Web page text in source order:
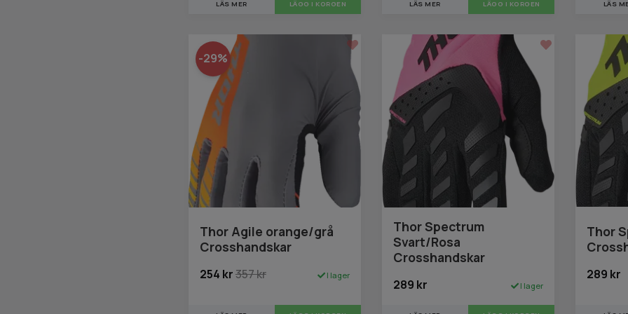
LÄS MER LÄGG I KORGEN LÄS MER LÄGG I KORGEN LÄS
-29%
Thor Agile orange/grå
Crosshandskar
254 kr357 kr I lager
Thor Spectrum
Svart/Rosa
Crosshandskar
289 kr I lager
Thor
289 kr